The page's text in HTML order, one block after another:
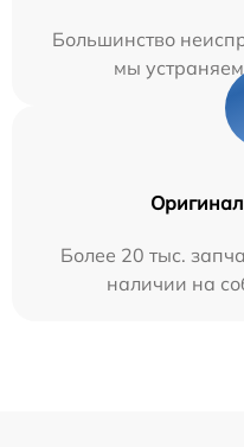
Большинство
мы
Более 20 тыс.
наличии на